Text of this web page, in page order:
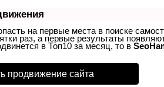
на первые места в поиске
раз, а первые результаты
в Топ10 за месяц, то в
продвижение сайта